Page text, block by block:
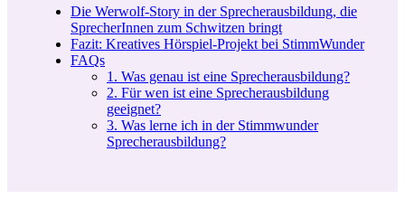
Die Werwolf-Story in der Sprecherausbildung, die
SprecherInnen zum Schwitzen bringt
Fazit: Kreatives Hörspiel-Projekt bei StimmWunder
FAQs
1. Was genau ist eine Sprecherausbildung?
2. Für wen ist eine Sprecherausbildung
geeignet?
3. Was lerne ich in der Stimmwunder
Sprecherausbildung?